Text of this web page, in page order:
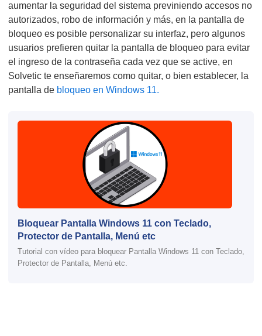
aumentar la seguridad del sistema previniendo accesos no
autorizados, robo de información y más, en la pantalla de
bloqueo es posible personalizar su interfaz, pero algunos
usuarios prefieren quitar la pantalla de bloqueo para evitar
el ingreso de la contraseña cada vez que se active, en
Solvetic te enseñaremos como quitar, o bien establecer, la
pantalla de bloqueo en Windows 11.
Bloquear Pantalla Windows 11 con Teclado,
Protector de Pantalla, Menú etc
Tutorial con vídeo para bloquear Pantalla Windows 11 con Teclado,
Protector de Pantalla, Menú etc.